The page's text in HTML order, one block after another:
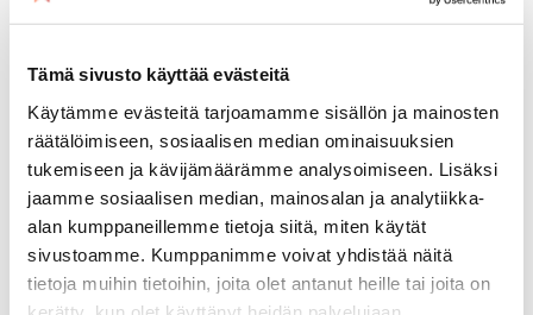
Tämä sivusto käyttää evästeitä
Käytämme evästeitä tarjoamamme sisällön ja mainosten
räätälöimiseen, sosiaalisen median ominaisuuksien
tukemiseen ja kävijämäärämme analysoimiseen. Lisäksi
jaamme sosiaalisen median, mainosalan ja analytiikka-
alan kumppaneillemme tietoja siitä, miten käytät
sivustoamme. Kumppanimme voivat yhdistää näitä
tietoja muihin tietoihin, joita olet antanut heille tai joita on
muistotilaisuuden puuttuessa siunauskappelissa oli esillä
vainajan valokuva muistopöydällä ja joskus adressit
luettiin kappelissa siunaustilaisuuden päätteeksi tai
haudalla kukkien laskun jälkeen. Ei huono tapa
tulevaisuudessakaan. Uurnanlaskutilanteet saivat nekin
uusia muotoja. Näin juhlatavat ja -perinteet elävät ajassa
ja uudistuvat.